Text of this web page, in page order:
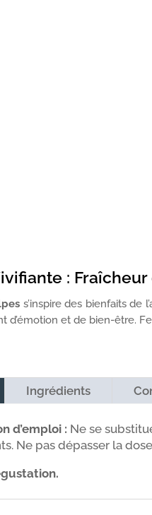
: Fraîcheur
s’inspire des bienfaits de
d’émotion et de bien-être.
Ingrédients
d’emploi : Ne se
Ne pas dépasser la